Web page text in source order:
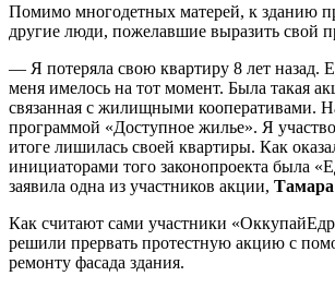
Помимо многодетных матерей, к зданию
другие люди, пожелавшие выразить свой
— Я потеряла свою квартиру 8 лет назад.
меня имелось на тот момент. Была такая
связанная с жилищными кооперативами.
программой «Доступное жилье». Я
итоге лишилась своей квартиры. Как
инициаторами того законопроекта была
заявила одна из участников акции,
Как считают сами участники
решили прервать протестную акцию с
ремонту фасада здания.